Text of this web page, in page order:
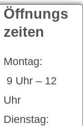
Öffnungs
zeiten
Montag:
9 Uhr – 12
Uhr
Dienstag: